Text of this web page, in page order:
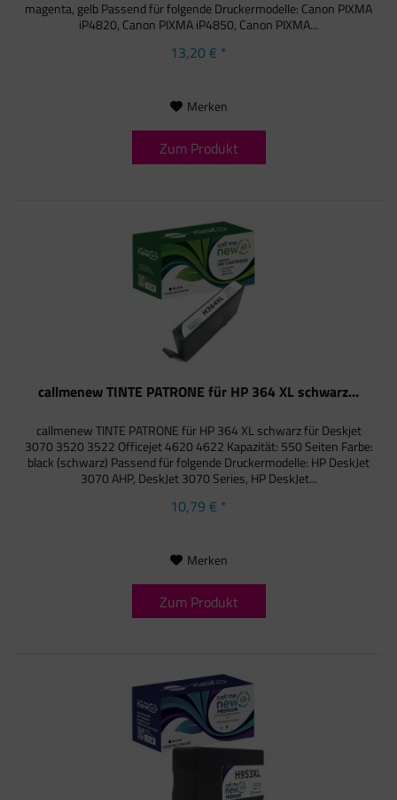
magenta, gelb Passend für folgende Druckermodelle: Canon PIXMA
iP4820, Canon PIXMA iP4850, Canon PIXMA...
13,20 € *
Merken
Zum Produkt
callmenew TINTE PATRONE für HP 364 XL schwarz...
callmenew TINTE PATRONE für HP 364 XL schwarz für Deskjet
3070 3520 3522 Officejet 4620 4622 Kapazität: 550 Seiten Farbe:
black (schwarz) Passend für folgende Druckermodelle: HP DeskJet
3070 AHP, DeskJet 3070 Series, HP DeskJet...
10,79 € *
Merken
Zum Produkt